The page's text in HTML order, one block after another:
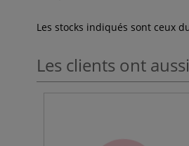
Les stocks indiqués sont ceux
Les clients ont